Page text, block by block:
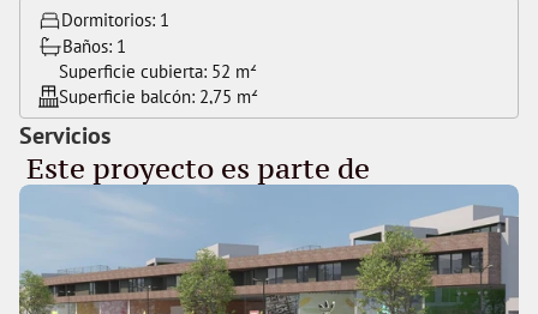
Dormitorios: 1
Baños: 1
Superficie cubierta: 52 m²
Superficie balcón: 2,75 m²
Servicios
Este proyecto es parte de